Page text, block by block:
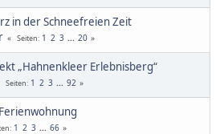
in der Schneefreien Zeit
Seiten 1 2 3 ... 20
„Hahnenkleer Erlebnisberg“
Seiten 1 2 3 ... 92
1 2 3 ... 66